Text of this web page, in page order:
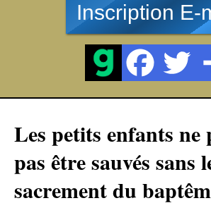
Inscription E-
Les petits enfants ne
pas être sauvés sans
sacrement du